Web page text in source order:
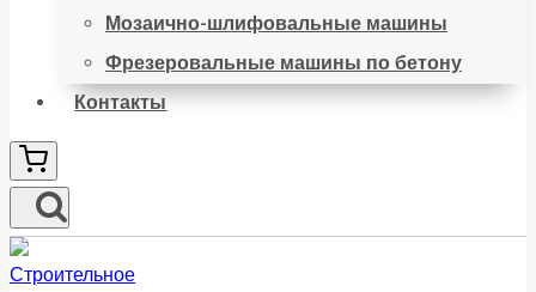
Мозаично-шлифовальные машины
Фрезеровальные машины по бетону
Контакты